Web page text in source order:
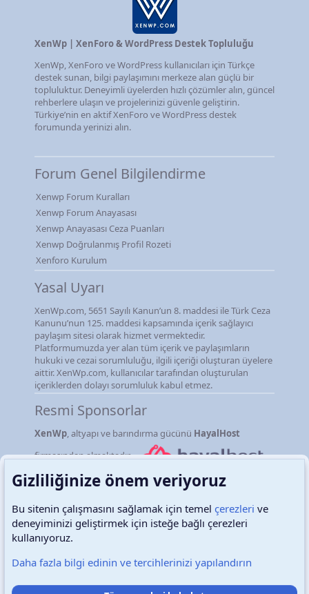
XenWp | XenForo & WordPress Destek Topluluğu
XenWp, XenForo ve WordPress kullanıcıları için Türkçe
destek sunan, bilgi paylaşımını merkeze alan güçlü bir
topluluktur. Deneyimli üyelerden hızlı çözümler alın, güncel
rehberlere ulaşın ve projelerinizi güvenle geliştirin.
Türkiye’nin en aktif XenForo ve WordPress destek
forumunda yerinizi alın.
Forum Genel Bilgilendirme
Xenwp Forum Kuralları
Xenwp Forum Anayasası
Xenwp Anayasası Ceza Puanları
Xenwp Doğrulanmış Profil Rozeti
Xenforo Kurulum
Yasal Uyarı
XenWp.com, 5651 Sayılı Kanun’un 8. maddesi ile Türk Ceza
Kanunu’nun 125. maddesi kapsamında içerik sağlayıcı
paylaşım sitesi olarak hizmet vermektedir.
Platformumuzda yer alan tüm içerik ve paylaşımların
hukuki ve cezai sorumluluğu, ilgili içeriği oluşturan üyelere
aittir. XenWp.com, kullanıcılar tarafından oluşturulan
içeriklerden dolayı sorumluluk kabul etmez.
Resmi Sponsorlar
XenWp, altyapı ve barındırma gücünü HayalHost
firmasından almaktadır.
Türkçe (TR) Çerezler
Destek talepleri Bize ulaşın Şartlar ve kurallar
Gizliliğinize önem veriyoruz
Bu sitenin çalışmasını sağlamak için temel çerezleri ve
deneyiminizi geliştirmek için isteğe bağlı çerezleri
kullanıyoruz.
Daha fazla bilgi edinin ve tercihlerinizi yapılandırın